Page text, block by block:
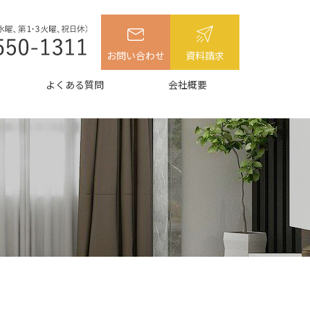
お問い合わせ 資料請求
よくある質問 会社概要